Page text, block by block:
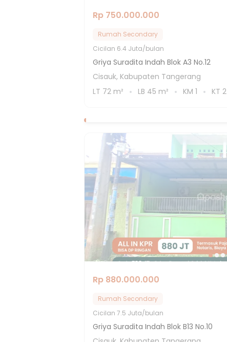
Rp 750.000.000
Rumah Secondary
Cicilan 6.4 Juta/bulan
Griya Suradita Indah Blok A3 No.12
Cisauk, Kabupaten Tangerang
LT 72 m² LB 45 m² KM 1 KT 2
Rp 880.000.000
Rumah Secondary
Cicilan 7.5 Juta/bulan
Griya Suradita Indah Blok B13 No.10